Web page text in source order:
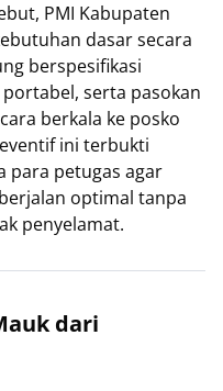
PMI Kabupaten
dasar secara
berspesifikasi
serta pasokan
berkala ke posko
ini terbukti
para petugas agar
optimal tanpa
penyelamat.
dari